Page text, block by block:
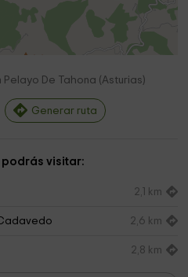
Pelayo De Tahona (Asturias)
Generar ruta
podrás visitar:
2,1 km
2,6 km
2,8 km